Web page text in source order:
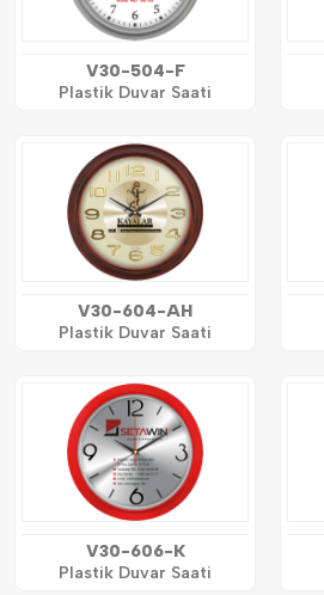
V30-504-F
Plastik Duvar Saati
V30-604-AH
Plastik Duvar Saati
V30-606-K
Plastik Duvar Saati